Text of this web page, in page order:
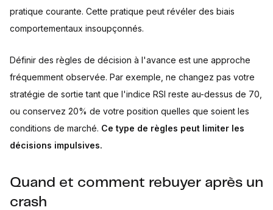
pratique courante. Cette pratique peut révéler des biais
comportementaux insoupçonnés.
Définir des règles de décision à l'avance est une approche
fréquemment observée. Par exemple, ne changez pas votre
stratégie de sortie tant que l'indice RSI reste au-dessus de 70,
ou conservez 20% de votre position quelles que soient les
conditions de marché. Ce type de règles peut limiter les
décisions impulsives.
Quand et comment rebuyer après un
crash